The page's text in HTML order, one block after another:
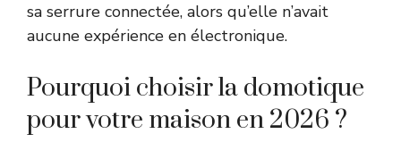
sa serrure connectée, alors qu’elle n’avait
aucune expérience en électronique.
Pourquoi choisir la domotique
pour votre maison en 2026 ?